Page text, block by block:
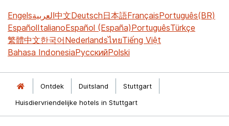
Engelsالعربية中文Deutsch日本語FrançaisPortuguês(BR)
EspañolItalianoEspañol (España)PortuguêsTürkçe
繁體中文한국어NederlandsไทยTiếng Việt
Bahasa IndonesiaРусскийPolski
Ontdek Duitsland
Stuttgart
Huisdiervriendelijke hotels in Stuttgart